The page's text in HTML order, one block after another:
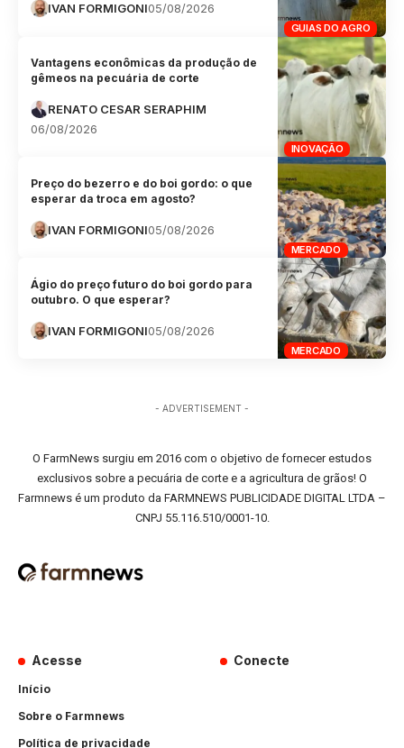
GUIAS DO AGRO
IVAN FORMIGONI05/08/2026
INOVAÇÃO
Vantagens econômicas da produção de
gêmeos na pecuária de corte
RENATO CESAR SERAPHIM
06/08/2026
MERCADO
Preço do bezerro e do boi gordo: o que
esperar da troca em agosto?
IVAN FORMIGONI05/08/2026
MERCADO
Ágio do preço futuro do boi gordo para
outubro. O que esperar?
IVAN FORMIGONI05/08/2026
- ADVERTISEMENT -
O FarmNews surgiu em 2016 com o objetivo de fornecer estudos
exclusivos sobre a pecuária de corte e a agricultura de grãos! O
Farmnews é um produto da FARMNEWS PUBLICIDADE DIGITAL LTDA –
CNPJ 55.116.510/0001-10.
Acesse
Início
Sobre o Farmnews
Política de privacidade
Conecte